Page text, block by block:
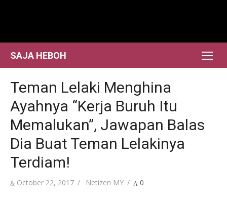
SAJA HEBOH
Teman Lelaki Menghina
Ayahnya “Kerja Buruh Itu
Memalukan”, Jawapan Balas
Dia Buat Teman Lelakinya
Terdiam!
Posted
October 22, 2017 Author
Netizen MY 0